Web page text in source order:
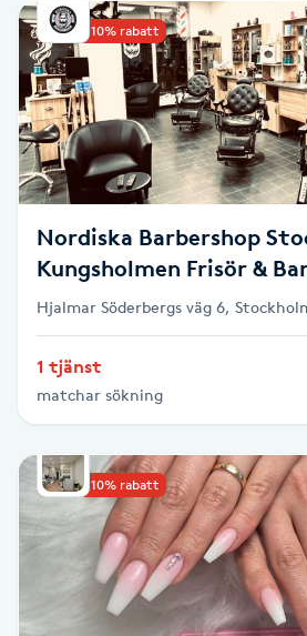
Sklerosering
Skoinlägg
Skägg
Skäggfärgning
Skäggtrimmning
Skönhet
Slingor
Sockring
Upp till 10% rabatt
Nordiska Barbershop
Kungsholmen Frisör &
Hjalmar Söderbergs väg 6,
1 tjänst
matchar sökning
Upp till 10% rabatt